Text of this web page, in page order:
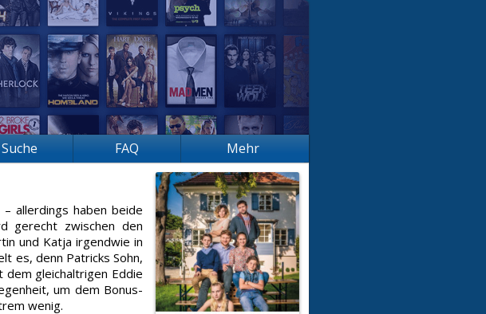
Suche FAQ Mehr
allerdings haben beide
gerecht zwischen den
und Katja irgendwie in
es, denn Patricks Sohn,
dem gleichaltrigen Eddie
um dem Bonus-
wenig.